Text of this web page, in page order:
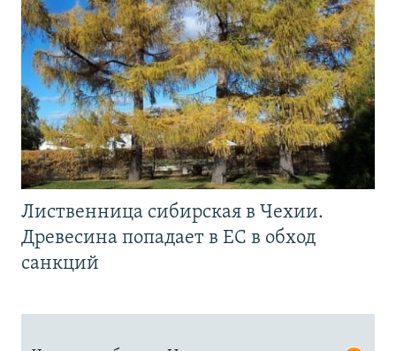
Лиственница сибирская в Чехии.
Древесина попадает в ЕС в обход
санкций